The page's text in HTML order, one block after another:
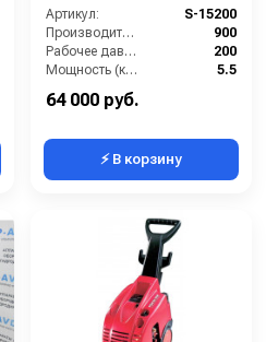
Артикул:
S-15200
Производительность (л/ч):
900
Рабочее давление (бар):
200
Мощность (кВт):
5.5
64 000 руб.
⚡ В корзину